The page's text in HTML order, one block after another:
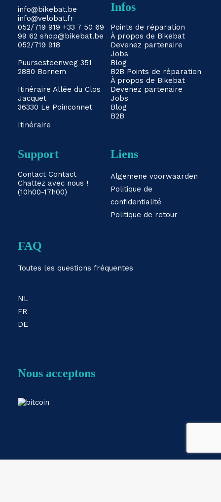
info@bikebat.be
info@velobat.fr
052/719 919 +33 7 50 69
99 62 shop@bikebat.be
052/719 918
Puursesteenweg 351
2880 Bornem
Itinéraire Allée du Clos
Jacquet
36330 Le Poinconnet
Itinéraire
Infos
Points de réparation
À propos de Bikebat
Devenez partenaire
Jobs
Blog
B2B Points de réparation
À propos de Bikebat
Devenez partenaire
Jobs
Blog
B2B
Support
Contact Contact
Chattez avec nous !
(10h00-17h00)
Liens
Algemene voorwaarden
Politique de
confidentialité
Politique de retour
FAQ
Toutes les questions fréquentes
NL
FR
DE
Nous acceptons